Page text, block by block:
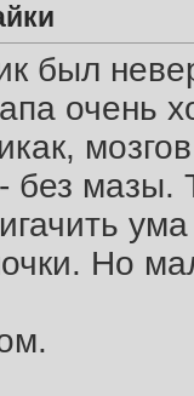
был
очень
без мазы.
Но